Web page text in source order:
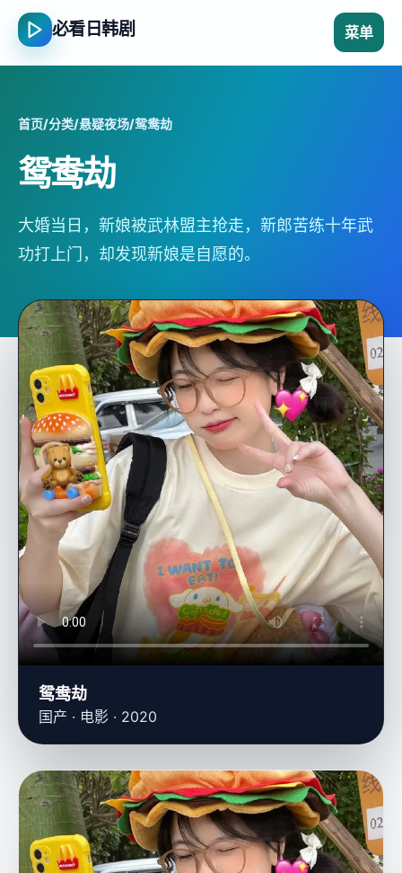
必看日韩剧 菜单
首页/分类/悬疑夜场/鸳鸯劫
鸳鸯劫
大婚当日，新娘被武林盟主抢走，新郎苦练十年武
功打上门，却发现新娘是自愿的。
鸳鸯劫
国产 · 电影 · 2020